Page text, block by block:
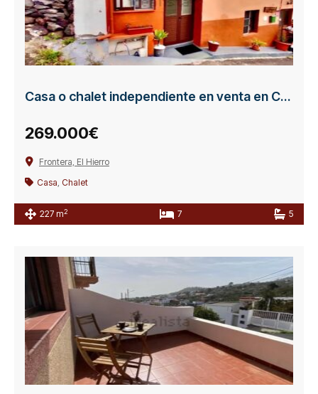
Casa o chalet independiente en venta en Calle Valentina Hernández
269.000€
Frontera, El Hierro
Casa, Chalet
227 m2 7 5